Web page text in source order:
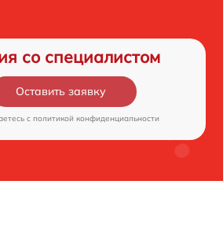
со специалистом
Оставить заявку
c политикой конфиденциальности